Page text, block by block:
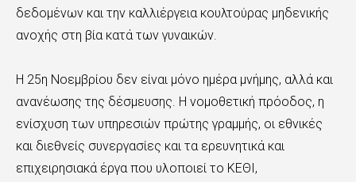
δεδομένων και την καλλιέργεια κουλτούρας μηδενικής
ανοχής στη βία κατά των γυναικών.
Η 25η Νοεμβρίου δεν είναι μόνο ημέρα μνήμης, αλλά και
ανανέωσης της δέσμευσης. Η νομοθετική πρόοδος, η
ενίσχυση των υπηρεσιών πρώτης γραμμής, οι εθνικές
και διεθνείς συνεργασίες και τα ερευνητικά και
επιχειρησιακά έργα που υλοποιεί το ΚΕΘΙ,